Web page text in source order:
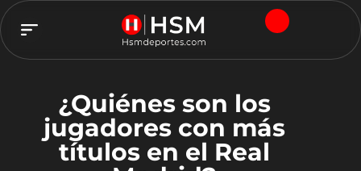
¿Quiénes son los
jugadores con más
títulos en el Real